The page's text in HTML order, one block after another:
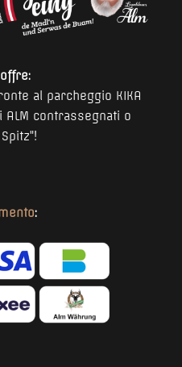
al parcheggio KIKA
ALM contrassegnati o
: